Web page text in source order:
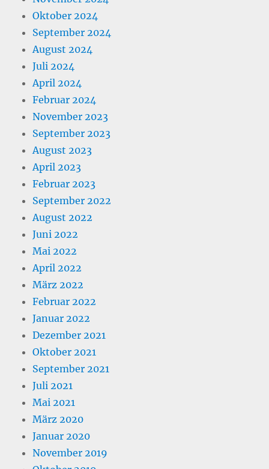
Oktober 2024
September 2024
August 2024
Juli 2024
April 2024
Februar 2024
November 2023
September 2023
August 2023
April 2023
Februar 2023
September 2022
August 2022
Juni 2022
Mai 2022
April 2022
März 2022
Februar 2022
Januar 2022
Dezember 2021
Oktober 2021
September 2021
Juli 2021
Mai 2021
März 2020
Januar 2020
November 2019